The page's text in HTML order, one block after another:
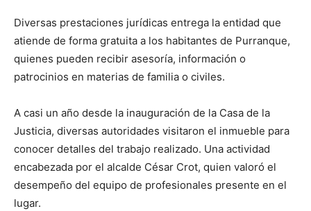
Diversas prestaciones jurídicas entrega la entidad que
atiende de forma gratuita a los habitantes de Purranque,
quienes pueden recibir asesoría, información o
patrocinios en materias de familia o civiles.
A casi un año desde la inauguración de la Casa de la
Justicia, diversas autoridades visitaron el inmueble para
conocer detalles del trabajo realizado. Una actividad
encabezada por el alcalde César Crot, quien valoró el
desempeño del equipo de profesionales presente en el
lugar.